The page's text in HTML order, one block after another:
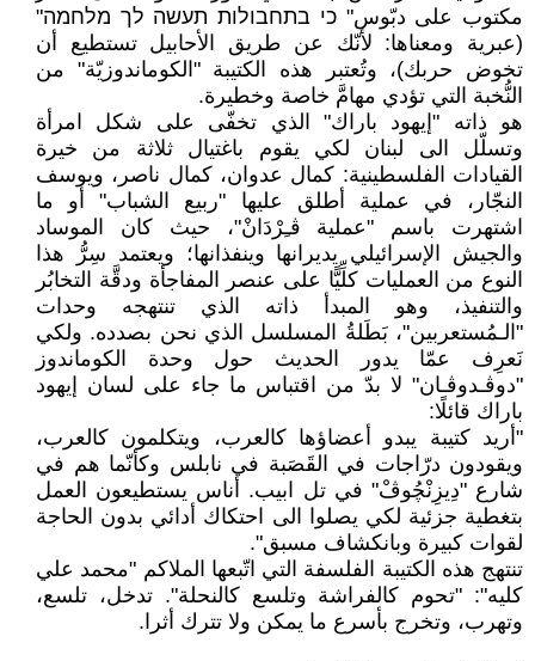
مكتوب على دبّوس" כי בתחבולות תעשה לך מלחמה"
(عبرية ومعناها: لأنّك عن طريق الأحابيل تستطيع أن
تخوض حربك)، وتُعتبر هذه الكتيبة "الكوماندوزيّة" من
النُّخبة التي تؤدي مهامَّ خاصة وخطيرة.
هو ذاته "إيهود باراك" الذي تخفّى على شكل امرأة
وتسلّل الى لبنان لكي يقوم باغتيال ثلاثة من خيرة
القيادات الفلسطينية: كمال عدوان، كمال ناصر، ويوسف
النجّار، في عملية أطلق عليها "ربيع الشباب" أو ما
اشتهرت باسم "عملية ڤـِرْدَانْ"، حيث كان الموساد
والجيش الإسرائيلي يديرانها وينفذانها؛ ويعتمد سِرُّ هذا
النوع من العمليات كلِّيًّا على عنصر المفاجأة ودقَّة التخابُر
والتنفيذ، وهو المبدأ ذاته الذي تنتهجه وحدات
"الـمُستعربين"، بَطَلةُ المسلسل الذي نحن بصدده. ولكي
نَعرِف عمّا يدور الحديث حول وحدة الكوماندوز
"دوڤـدوڤـان" لا بدّ من اقتباس ما جاء على لسان إيهود
باراك قائلًا:
"أريد كتيبة يبدو أعضاؤها كالعرب، ويتكلمون كالعرب،
ويقودون درّاجات في القَصَبة في نابلس وكأنّما هم في
شارع "دِيزِنْچُوڤْ" في تل ابيب. أناس يستطيعون العمل
بتغطية جزئية لكي يصلوا الى احتكاك أدائي بدون الحاجة
لقوات كبيرة وبانكشاف مسبق".
تنتهج هذه الكتيبة الفلسفة التي اتّبعها الملاكم "محمد علي
كليه": "تحوم كالفراشة وتلسع كالنحلة". تدخل، تلسع،
وتهرب، وتخرج بأسرع ما يمكن ولا تترك أثرا.